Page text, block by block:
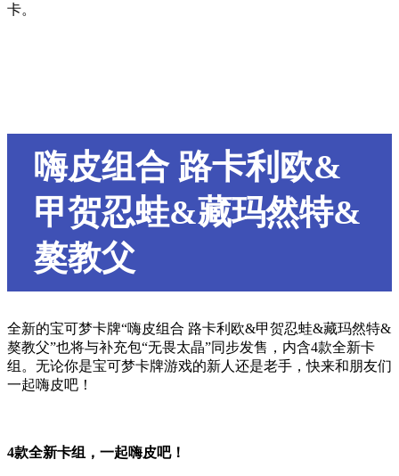
卡。
嗨皮组合 路卡利欧&
甲贺忍蛙&藏玛然特&
獒教父
全新的宝可梦卡牌“嗨皮组合 路卡利欧&甲贺忍蛙&藏玛然特&
獒教父”也将与补充包“无畏太晶”同步发售，内含4款全新卡
组。无论你是宝可梦卡牌游戏的新人还是老手，快来和朋友们
一起嗨皮吧！
4款全新卡组，一起嗨皮吧！